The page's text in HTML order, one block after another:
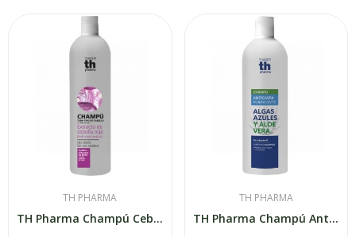
TH PHARMA
TH Pharma Champú Cebolla Roja 1000ml
TH PHARMA
TH Pharma Champú Anticaspa Algas Azules 750ml